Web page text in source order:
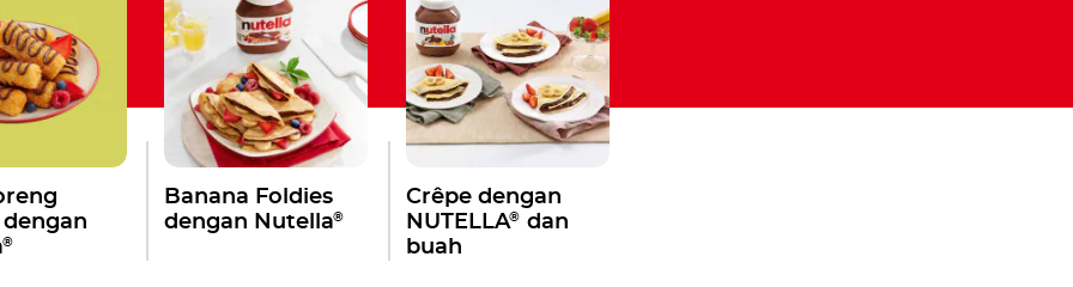
®
Banana Foldies
dengan Nutella®
Crêpe dengan
NUTELLA® dan
buah